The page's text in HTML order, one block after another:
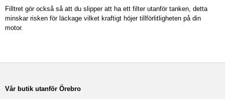
Filltret gör också så att du slipper att ha ett filter utanför tanken, detta
minskar risken för läckage vilket kraftigt höjer tillförlitligheten på din
motor.
Vår butik utanför Örebro